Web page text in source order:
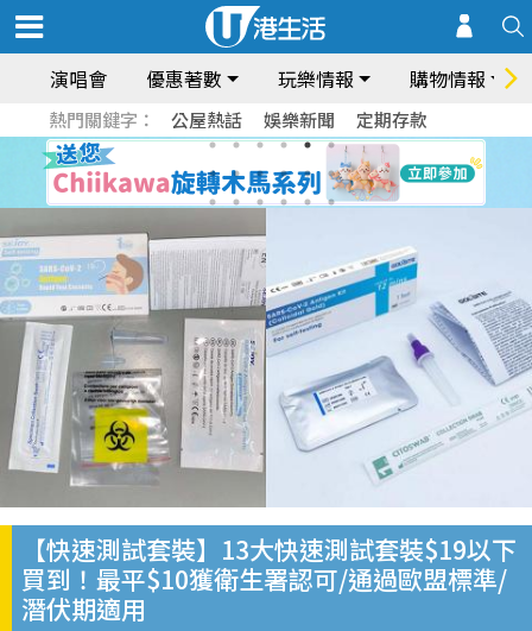
演唱會 優惠著數 玩樂情報 購物情報
熱門關鍵字： 公屋熱話 娛樂新聞 定期存款
【快速測試套裝】13大快速測試套裝$19以下
買到！最平$10獲衛生署認可/通過歐盟標準/
潛伏期適用